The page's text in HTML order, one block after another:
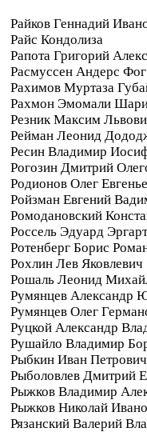
Райков Геннадий
Райс Кондолиза
Рапота Григорий
Расмуссен Андерс Фог
Рахимов Муртаза
Рахмон Эмомали
Резник Максим
Рейман Леонид
Ресин Владимир
Рогозин Дмитрий
Родионов Олег
Ройзман Евгений
Ромодановский
Россель Эдуард
Ротенберг Борис
Рохлин Лев Яковлевич
Рошаль Леонид
Румянцев Александр
Румянцев Олег
Руцкой Александр
Рушайло Владимир
Рыбкин Иван Петрович
Рыболовлев Дмитрий
Рыжков Владимир
Рыжков Николай
Рязанский Валерий